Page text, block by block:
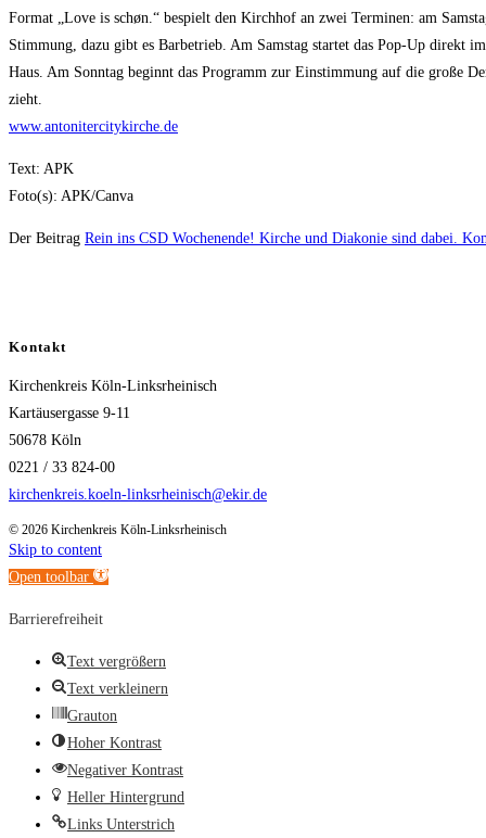
Format „Love is schøn.“ bespielt den Kirchhof an zwei Terminen: am
Stimmung, dazu gibt es Barbetrieb. Am Samstag startet das Pop-Up direkt
Haus. Am Sonntag beginnt das Programm zur Einstimmung auf die große
zieht.
www.antonitercitykirche.de
Text: APK
Foto(s): APK/Canva
Der Beitrag Rein ins CSD Wochenende! Kirche und Diakonie sind dabei.
Kontakt
Kirchenkreis Köln-Linksrheinisch
Kartäusergasse 9-11
50678 Köln
0221 / 33 824-00
kirchenkreis.koeln-linksrheinisch@ekir.de
© 2026 Kirchenkreis Köln-Linksrheinisch
Skip to content
Open toolbar
Barrierefreiheit
Text vergrößern
Text verkleinern
Grauton
Hoher Kontrast
Negativer Kontrast
Heller Hintergrund
Links Unterstrich